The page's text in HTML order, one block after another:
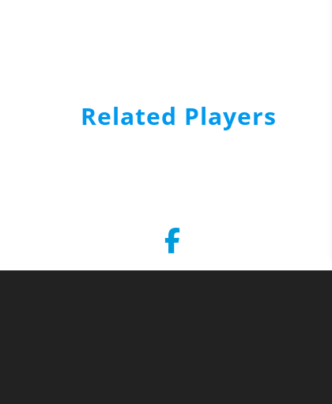
Related Players